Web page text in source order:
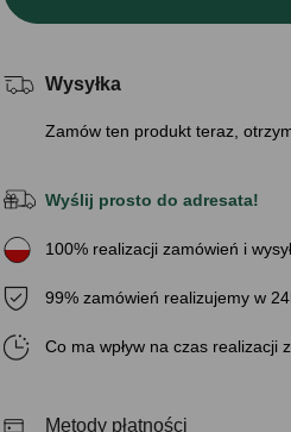
Wysyłka
Zamów ten produkt teraz,
Wyślij prosto do adresata!
100% realizacji zamówień i
99% zamówień realizujemy w
Co ma wpływ na czas
Metody płatności